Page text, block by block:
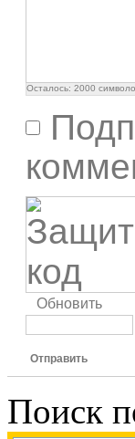
Осталось: 2000
Обновить
Отправить
Поиск